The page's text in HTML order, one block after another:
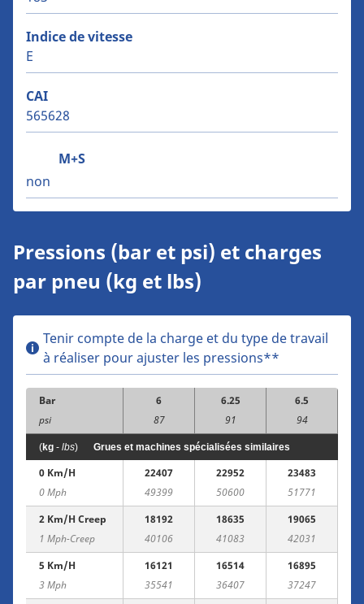
Indice de vitesse
E
CAI
565628
M+S
non
Pressions (bar et psi) et charges
par pneu (kg et lbs)
Tenir compte de la charge et du type de travail
à réaliser pour ajuster les pressions**
Bar
psi
6
87
6.25
91
6.5
94
(kg - lbs) Grues et machines spécialisées similaires
0 Km/h
0 Mph
22407
49399
22952
50600
23483
51771
2 Km/h Creep
1 Mph-Creep
18192
40106
18635
41083
19065
42031
5 Km/h
3 Mph
16121
35541
16514
36407
16895
37247